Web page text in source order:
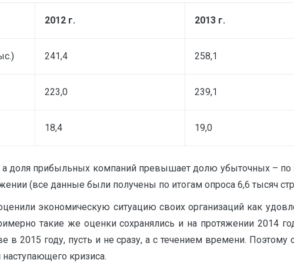
2012 г. 2013 г.
241,4 258,1
223,0 239,1
18,4 19,0
доля прибыльных компаний превышает долю убыточных – по
(все данные были получены по итогам опроса 6,6 тысяч
экономическую ситуацию своих организаций как
такие же оценки сохранялись и на протяжении 2014
в 2015 году, пусть и не сразу, а с течением времени.
кризиса.